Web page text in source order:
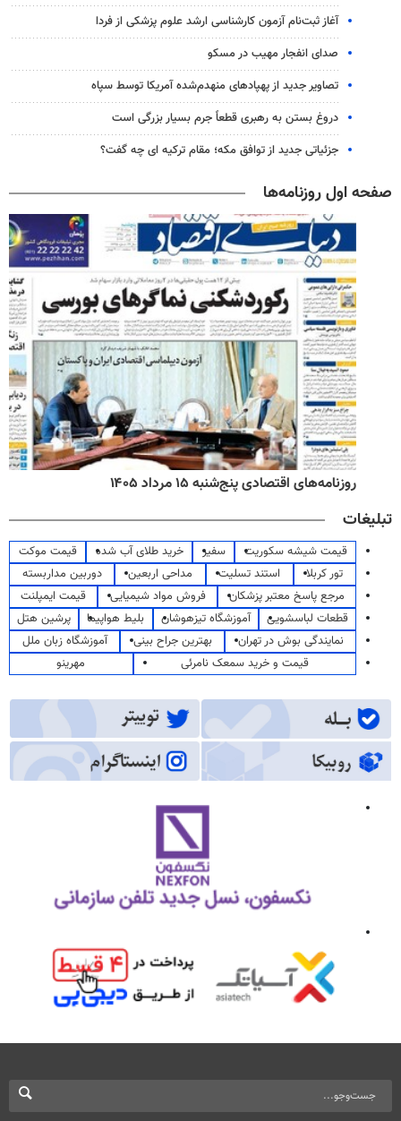
آغاز ثبت‌نام‌ آزمون کارشناسی ارشد علوم پزشکی از فردا
صدای انفجار مهیب در مسکو
تصاویر جدید از پهپادهای منهدم‌شده آمریکا توسط سپاه
دروغ بستن به رهبری قطعاً جرم بسیار بزرگی است
جزئیاتی جدید از توافق مکه؛ مقام ترکیه ای چه گفت؟
صفحه اول روزنامه‌ها
روزنامه‌های اقتصادی پنج‌شنبه ۱۵ مرداد ۱۴۰۵
تبلیغات
قیمت شیشه سکوریت سفیر خرید طلای آب شده
قیمت موکت
تور کربلا
استند تسلیت مداحی اربعین
دوربین مداربسته
مرجع پاسخ معتبر پزشکان
فروش مواد شیمیایی
قیمت ایمپلنت
قطعات لباسشویی
آموزشگاه تیزهوشان بلیط هواپیما
پرشین هتل
نمایندگی بوش در تهران
بهترین جراح بینی
آموزشگاه زبان ملل
قیمت و خرید سمعک نامرئی
مهرینو